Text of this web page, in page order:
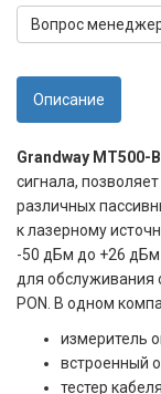
Вопрос
Описание
Grandway MT500-B
сигнала,
различных
к лазерному
-50 дБм до +26 дБм
для обслуживания
PON. В одном
измеритель
встроенный
тестер